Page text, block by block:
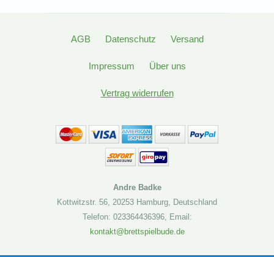
AGB Datenschutz Versand
Impressum Über uns
Vertrag widerrufen
Andre Badke
Kottwitzstr. 56 20253 Hamburg Deutschland
Telefon: 023364436396, Email:
kontakt@brettspielbude.de